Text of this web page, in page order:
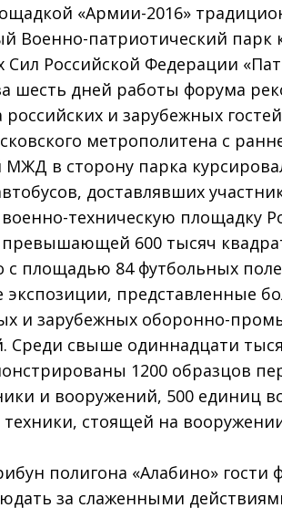
«Армии­-2016»
Военно-­патриотический парк
Российской Федерации
шесть дней работы форума
и зарубежных
метрополитена с
МЖД в сторону парка
доставлявших
­техническую площадку
600 тысяч
с площадью 84 футбольных
представленные
и зарубежных оборонно­-
Среди свыше одиннадцати
1200 образцов
и вооружений, 500 единиц
стоящей на
полигона «Алабино» гости
за слаженными